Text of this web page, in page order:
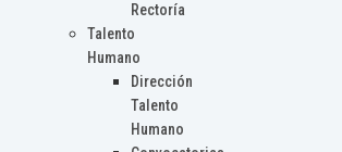
Rectoría
Talento
Humano
Dirección
Talento
Humano